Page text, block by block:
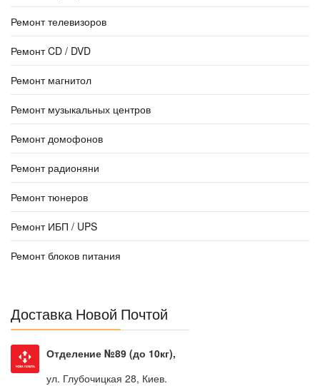
Ремонт телевизоров
Ремонт CD / DVD
Ремонт магнитол
Ремонт музыкальных центров
Ремонт домофонов
Ремонт радионяни
Ремонт тюнеров
Ремонт ИБП / UPS
Ремонт блоков питания
Доставка Новой Почтой
Отделение №89 (до 10кг),
ул. Глубочицкая 28, Киев.